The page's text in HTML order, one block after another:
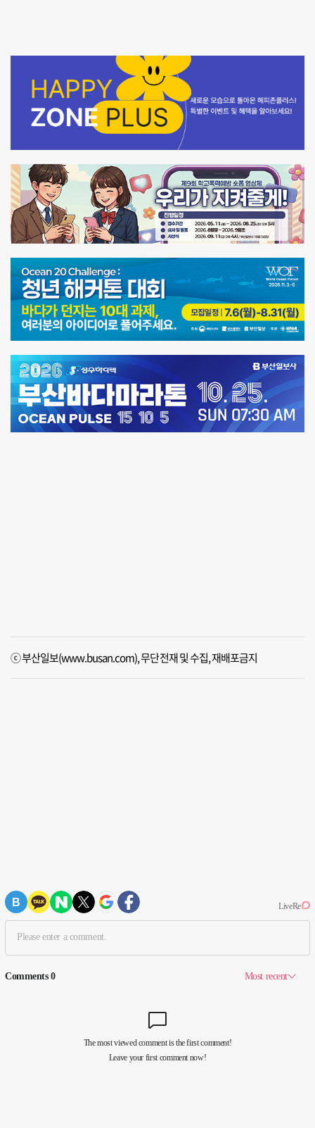
ⓒ 부산일보(www.busan.com), 무단전재 및 수집, 재배포금지